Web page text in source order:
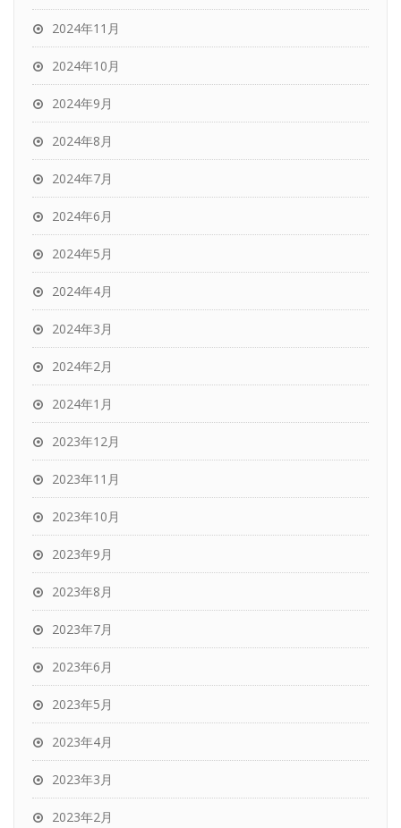
2024年11月
2024年10月
2024年9月
2024年8月
2024年7月
2024年6月
2024年5月
2024年4月
2024年3月
2024年2月
2024年1月
2023年12月
2023年11月
2023年10月
2023年9月
2023年8月
2023年7月
2023年6月
2023年5月
2023年4月
2023年3月
2023年2月